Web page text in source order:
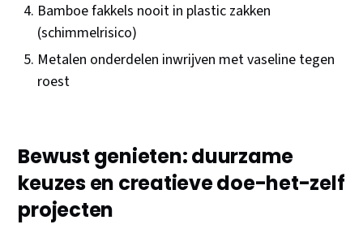
Bamboe fakkels nooit in plastic zakken
(schimmelrisico)
Metalen onderdelen inwrijven met vaseline tegen
roest
Bewust genieten: duurzame
keuzes en creatieve doe-het-zelf
projecten